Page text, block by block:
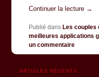
Continuer la lecture →
Publié dans Les couples
meilleures applications
un commentaire
ARTICLES RÉCENTS